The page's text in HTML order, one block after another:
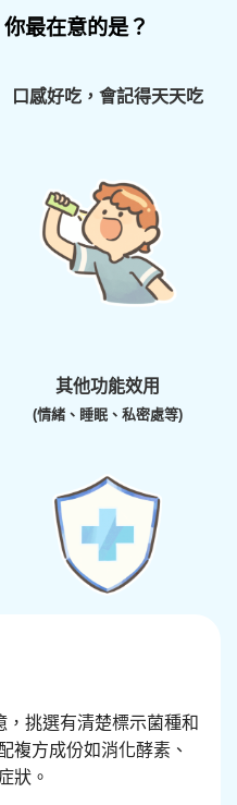
最在意的是？
口感好吃，會記得天天吃
其他功能效用
(情緒、睡眠、私密處等)
挑選有清楚標示菌種和
複方成份如消化酵素、
狀。